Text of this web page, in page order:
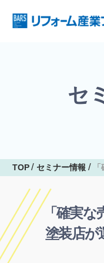
セ
TOP セミナー情報
「確実
塗装店が